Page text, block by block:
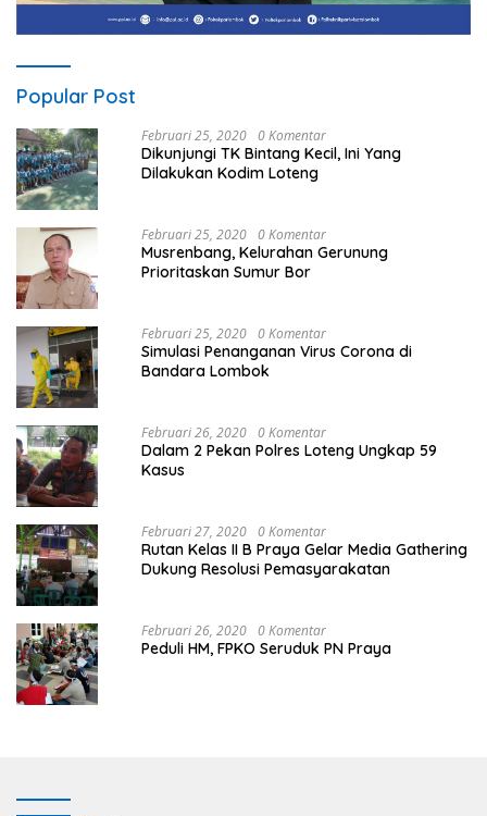
Popular Post
Februari 25, 2020 0 Komentar
Dikunjungi TK Bintang Kecil, Ini Yang
Dilakukan Kodim Loteng
Februari 25, 2020 0 Komentar
Musrenbang, Kelurahan Gerunung
Prioritaskan Sumur Bor
Februari 25, 2020 0 Komentar
Simulasi Penanganan Virus Corona di
Bandara Lombok
Februari 26, 2020 0 Komentar
Dalam 2 Pekan Polres Loteng Ungkap 59
Kasus
Februari 27, 2020 0 Komentar
Rutan Kelas II B Praya Gelar Media Gathering
Dukung Resolusi Pemasyarakatan
Februari 26, 2020 0 Komentar
Peduli HM, FPKO Seruduk PN Praya